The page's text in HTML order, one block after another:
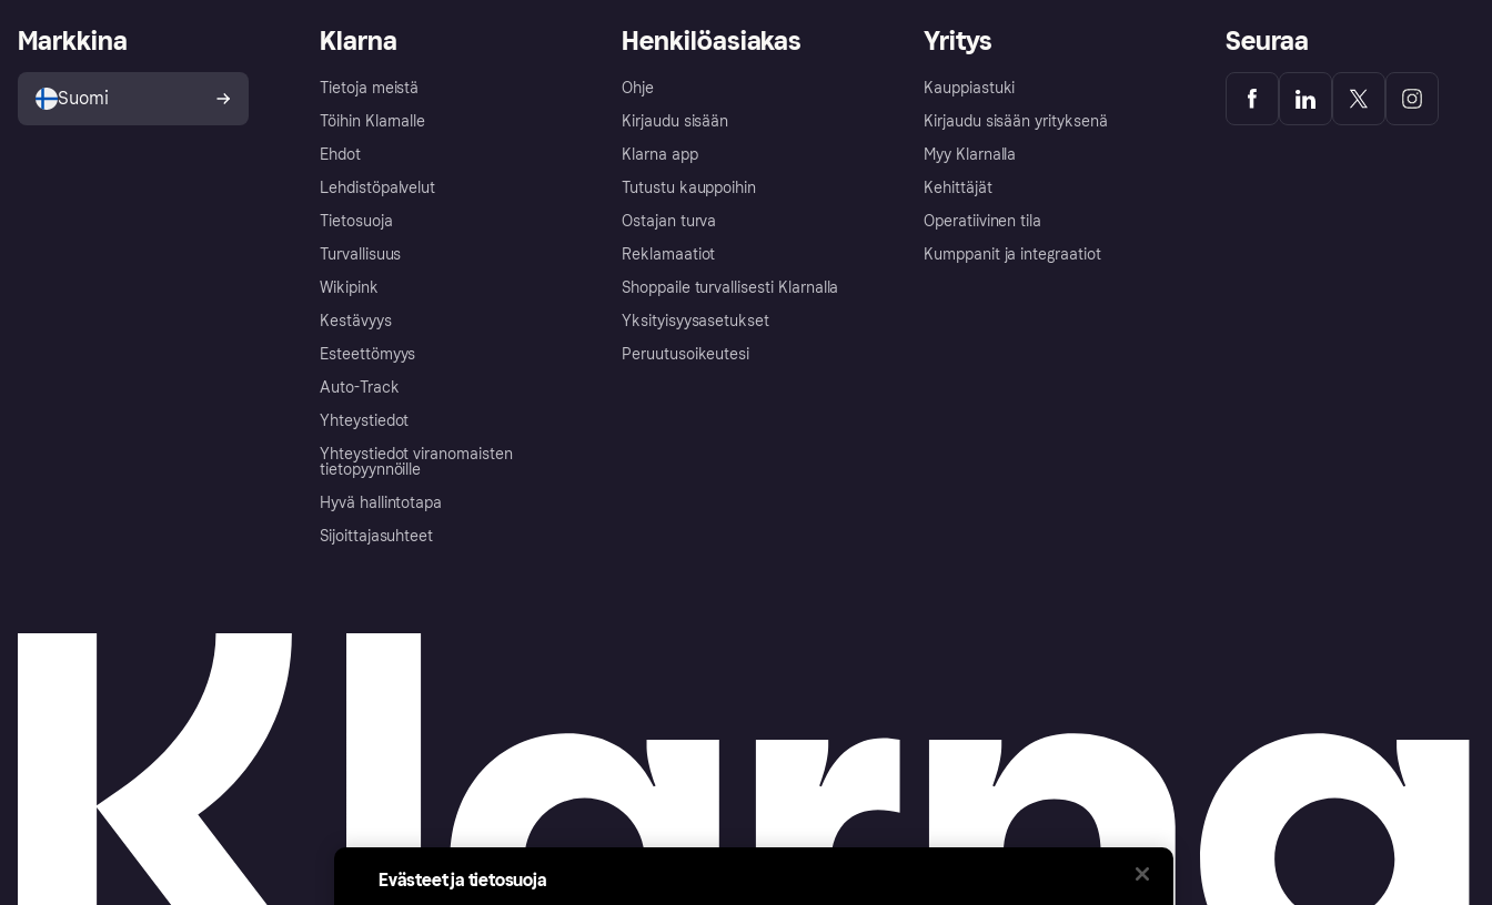
Klarna
Tietoja meistä
Töihin Klarnalle
Ehdot
Lehdistöpalvelut
Tietosuoja
Turvallisuus
Wikipink
Kestävyys
Esteettömyys
Auto-Track
Yhteystiedot
Yhteystiedot viranomaisten
tietopyynnöille
Hyvä hallintotapa
Sijoittajasuhteet
Henkilöasiakas
Ohje
Kirjaudu sisään
Klarna app
Tutustu kauppoihin
Ostajan turva
Reklamaatiot
Shoppaile turvallisesti Klarnalla
Yksityisyysasetukset
Peruutusoikeutesi
Yritys
Kauppiastuki
Kirjaudu sisään yrityksenä
Myy Klarnalla
Kehittäjät
Operatiivinen tila
Kumppanit ja integraatiot
Markkina
Suomi
Seuraa
Evästeet ja tietosuoja